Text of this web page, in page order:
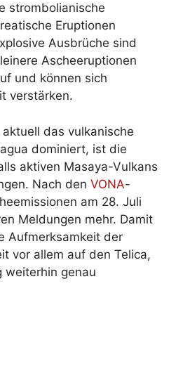
strombolianische
Eruptionen
Ausbrüche sind
Ascheeruptionen
und können sich
verstärken.
das vulkanische
dominiert, ist die
aktiven Masaya-Vulkans
Nach den VONA-
am 28. Juli
Meldungen mehr. Damit
Aufmerksamkeit der
vor allem auf den Telica,
weiterhin genau